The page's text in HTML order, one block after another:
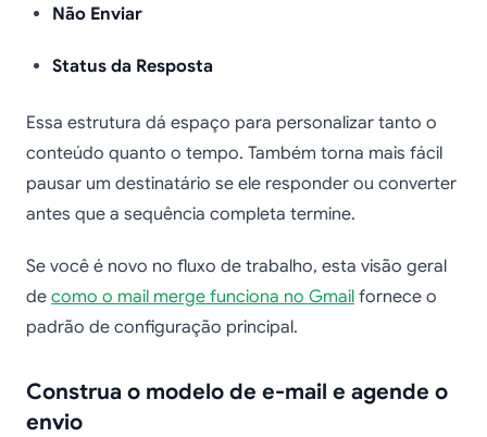
Não Enviar
Status da Resposta
Essa estrutura dá espaço para personalizar tanto o
conteúdo quanto o tempo. Também torna mais fácil
pausar um destinatário se ele responder ou converter
antes que a sequência completa termine.
Se você é novo no fluxo de trabalho, esta visão geral
de como o mail merge funciona no Gmail fornece o
padrão de configuração principal.
Construa o modelo de e-mail e agende o
envio